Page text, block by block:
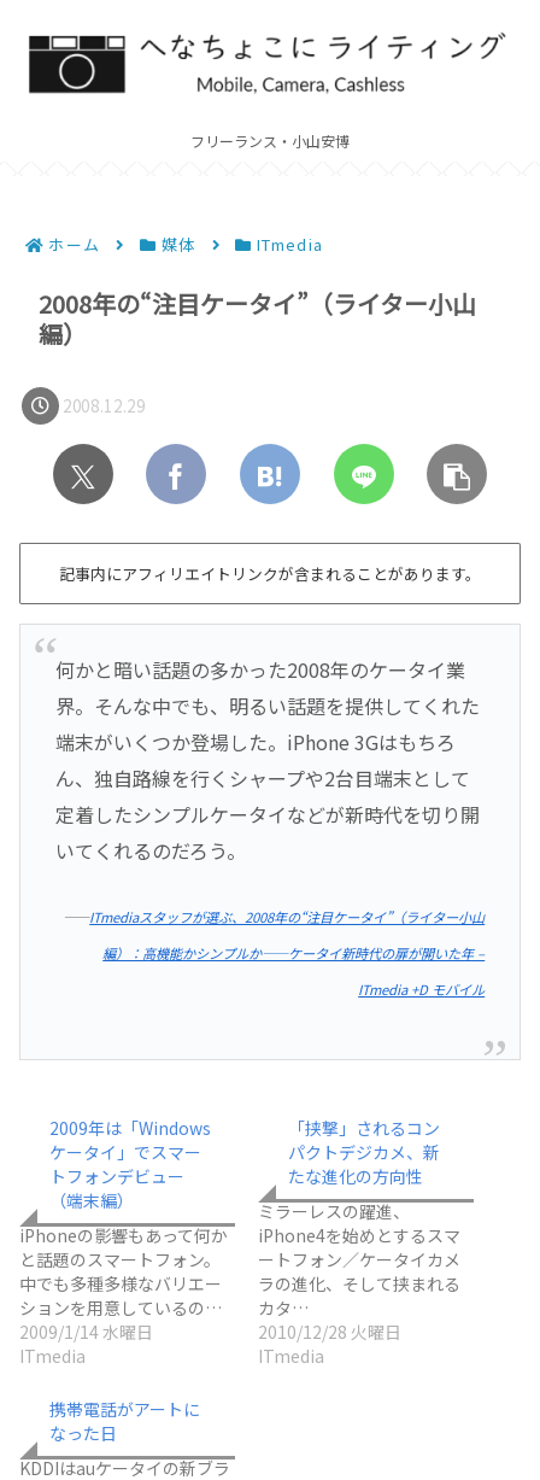
フリーランス・小山安博
ホーム 媒体 ITmedia
2008年の“注目ケータイ”（ライター小山
編）
2008.12.29
記事内にアフィリエイトリンクが含まれることがあります。
何かと暗い話題の多かった2008年のケータイ業
界。そんな中でも、明るい話題を提供してくれた
端末がいくつか登場した。iPhone 3Gはもちろ
ん、独自路線を行くシャープや2台目端末として
定着したシンプルケータイなどが新時代を切り開
いてくれるのだろう。
――ITmediaスタッフが選ぶ、2008年の“注目ケータイ”（ライター小山
編）：高機能かシンプルか――ケータイ新時代の扉が開いた年 –
ITmedia +D モバイル
2009年は「Windows
ケータイ」でスマー
トフォンデビュー
（端末編）
iPhoneの影響もあって何か
と話題のスマートフォン。
中でも多種多様なバリエー
ションを用意しているの…
2009/1/14 水曜日
ITmedia
「挟撃」されるコン
パクトデジカメ、新
たな進化の方向性
ミラーレスの躍進、
iPhone4を始めとするスマ
ートフォン／ケータイカメ
ラの進化、そして挟まれる
カタ…
2010/12/28 火曜日
ITmedia
携帯電話がアートに
なった日
KDDIはauケータイの新ブラ